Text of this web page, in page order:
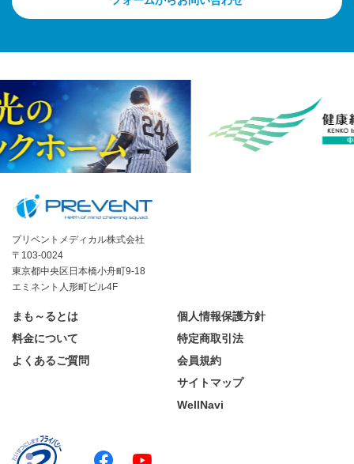
プリベントメディカル株式会社
〒103-0024
東京都中央区日本橋小舟町9-18
エミネント人形町ビル4F
まも～るとは
料金について
よくあるご質問
個人情報保護方針
特定商取引法
会員規約
サイトマップ
WellNavi